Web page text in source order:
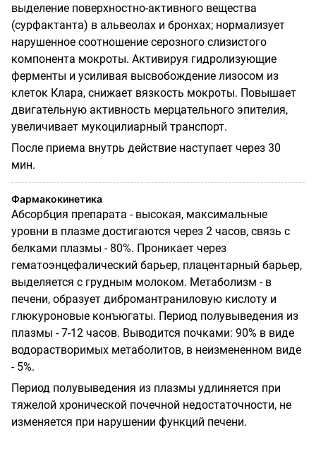
выделение поверхностно-активного вещества
(сурфактанта) в альвеолах и бронхах; нормализует
нарушенное соотношение серозного слизистого
компонента мокроты. Активируя гидролизующие
ферменты и усиливая высвобождение лизосом из
клеток Клара, снижает вязкость мокроты. Повышает
двигательную активность мерцательного эпителия,
увеличивает мукоцилиарный транспорт.
После приема внутрь действие наступает через 30
мин.
Фармакокинетика
Абсорбция препарата - высокая, максимальные
уровни в плазме достигаются через 2 часов, связь с
белками плазмы - 80%. Проникает через
гематоэнцефалический барьер, плацентарный барьер,
выделяется с грудным молоком. Метаболизм - в
печени, образует дибромантраниловую кислоту и
глюкуроновые конъюгаты. Период полувыведения из
плазмы - 7-12 часов. Выводится почками: 90% в виде
водорастворимых метаболитов, в неизмененном виде
- 5%.
Период полувыведения из плазмы удлиняется при
тяжелой хронической почечной недостаточности, не
изменяется при нарушении функций печени.